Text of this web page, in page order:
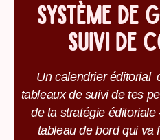
SYSTÈME DE
SUIVI DE
Un calendrier éditorial
tableaux de suivi de tes
de ta stratégie
tableau de bord qui va